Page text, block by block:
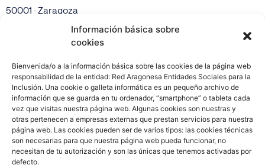
Información básica sobre
cookies
Bienvenida/o a la información básica sobre las cookies de la página web
responsabilidad de la entidad: Red Aragonesa Entidades Sociales para la
Inclusión. Una cookie o galleta informática es un pequeño archivo de
información que se guarda en tu ordenador, “smartphone” o tableta cada
vez que visitas nuestra página web. Algunas cookies son nuestras y
otras pertenecen a empresas externas que prestan servicios para nuestra
página web. Las cookies pueden ser de varios tipos: las cookies técnicas
son necesarias para que nuestra página web pueda funcionar, no
necesitan de tu autorización y son las únicas que tenemos activadas por
defecto.
50001 · Zaragoza
976 294 730
web Cáritas Diocesana de Zaragoza